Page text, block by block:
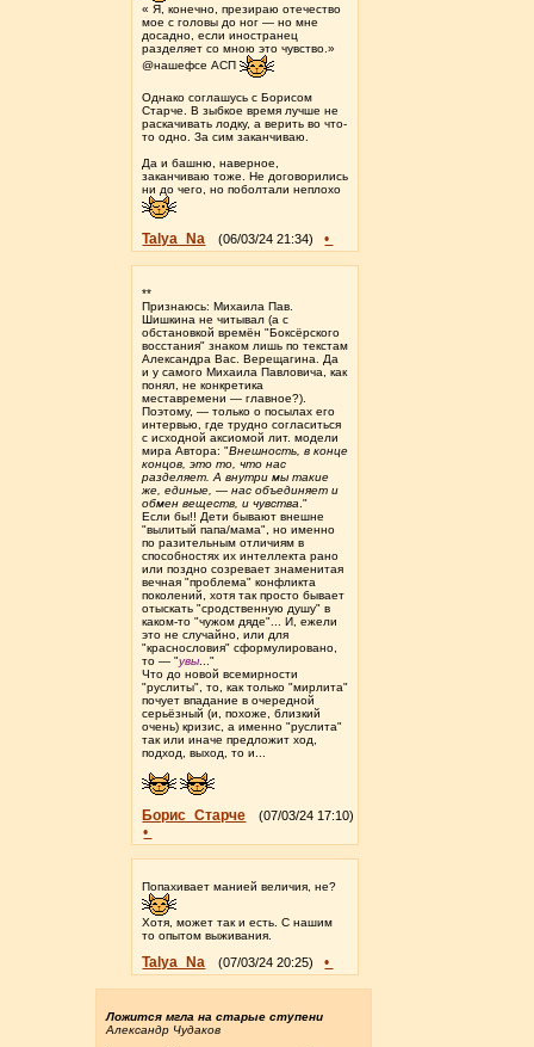
« Я, конечно, презираю отечество
мое с головы до ног — но мне
досадно, если иностранец
разделяет со мною это чувство.»
@нашефсе АСП
Однако соглашусь с Борисом
Старче. В зыбкое время лучше не
раскачивать лодку, а верить во что-
то одно. За сим заканчиваю.
Да и башню, наверное,
заканчиваю тоже. Не договорились
ни до чего, но поболтали неплохо
Talya_Na (06/03/24 21:34) •
**
Признаюсь: Михаила Пав.
Шишкина не читывал (а с
обстановкой времён "Боксёрского
восстания" знаком лишь по текстам
Александра Вас. Верещагина. Да
и у самого Михаила Павловича, как
понял, не конкретика
меставремени — главное?).
Поэтому, — только о посылах его
интервью, где трудно согласиться
с исходной аксиомой лит. модели
мира Автора: "Внешность, в конце
концов, это то, что нас
разделяет. А внутри мы такие
же, единые, — нас объединяет и
обмен ве­ществ, и чувства ."
Если бы!! Дети бывают внешне
"вылитый папа/мама", но именно
по разительным отличиям в
способностях их интеллекта рано
или поздно созревает знаменитая
вечная "проблема" конфликта
поколений, хотя так просто бывает
отыскать "сродственную душу" в
каком-то "чужом дяде"... И, ежели
это не случайно, или для
"краснословия" сформулировано,
то — "увы ..."
Что до новой всемирности
"руслиты", то, как только "мирлита"
почует впадание в очередной
серьёзный (и, похоже, близкий
очень) кризис, а именно "руслита"
так или иначе предложит ход,
подход, выход, то и...
Борис_Старче (07/03/24 17:10)
•
Попахивает манией величия, не?
Хотя, может так и есть. С нашим
то опытом выживания.
Talya_Na (07/03/24 20:25) •
Ложится мгла на старые ступени
Александр Чудаков